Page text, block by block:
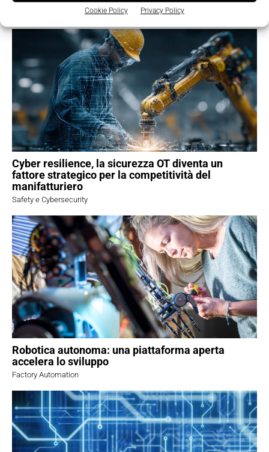
Cookie Policy Privacy Policy
TI POTREBBERO INTERESSARE ⇢
Cyber resilience, la sicurezza OT diventa un
fattore strategico per la competitività del
manifatturiero
Safety e Cybersecurity
Robotica autonoma: una piattaforma aperta
accelera lo sviluppo
Factory Automation